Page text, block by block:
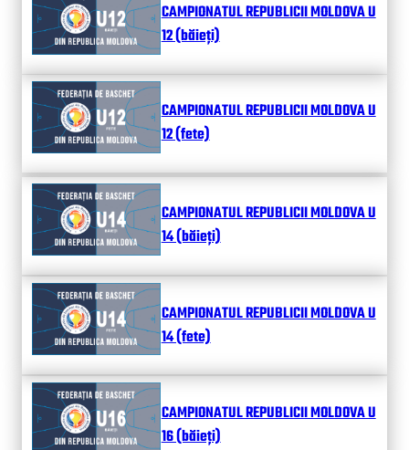
CAMPIONATUL REPUBLICII MOLDOVA U
12 (băieți)
CAMPIONATUL REPUBLICII MOLDOVA U
12 (fete)
CAMPIONATUL REPUBLICII MOLDOVA U
14 (băieți)
CAMPIONATUL REPUBLICII MOLDOVA U
14 (fete)
CAMPIONATUL REPUBLICII MOLDOVA U
16 (băieți)